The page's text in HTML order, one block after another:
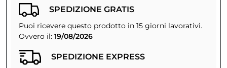
SPEDIZIONE GRATIS
Puoi ricevere questo prodotto in 15 giorni lavorativi.
Ovvero il: 19/08/2026
SPEDIZIONE EXPRESS